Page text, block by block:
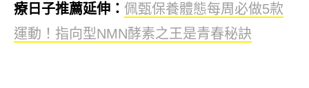
療日子推薦延伸： 佩甄保養體態每周必做5款
運動！指向型NMN酵素之王是青春秘訣